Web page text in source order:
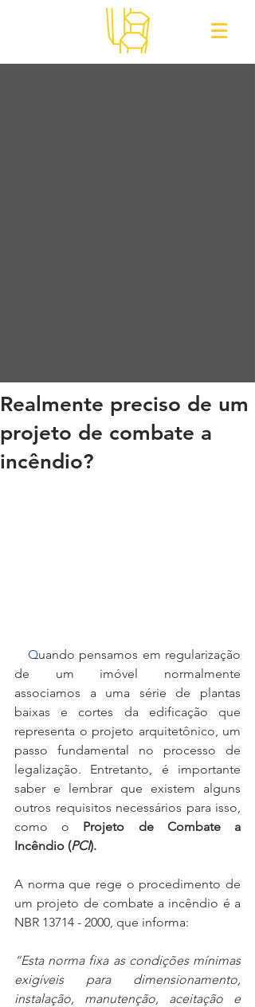
Realmente preciso de um
projeto de combate a
incêndio?
   Q
uando pensamos em regularização
de um imóvel normalmente
associamos a uma série de plantas
baixas e cortes da edificação que
representa o projeto arquitetônico, um
passo fundamental no processo de
legalização. Entretanto, é importante
saber e lembrar que existem alguns
outros requisitos necessários para isso,
como o Projeto de Combate a
Incêndio (PCI).
A norma que rege o procedimento de
um projeto de combate a incêndio é a
NBR 13714 - 2000, que informa:
“Esta norma fixa as condições mínimas
exigíveis para dimensionamento,
instalação, manutenção, aceitação e